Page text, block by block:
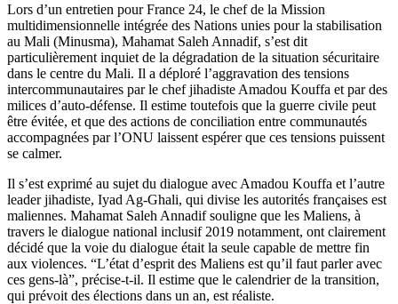
Lors d’un entretien pour France 24, le chef de la Mission
multidimensionnelle intégrée des Nations unies pour la stabilisation
au Mali (Minusma), Mahamat Saleh Annadif, s’est dit
particulièrement inquiet de la dégradation de la situation sécuritaire
dans le centre du Mali. Il a déploré l’aggravation des tensions
intercommunautaires par le chef jihadiste Amadou Kouffa et par des
milices d’auto-défense. Il estime toutefois que la guerre civile peut
être évitée, et que des actions de conciliation entre communautés
accompagnées par l’ONU laissent espérer que ces tensions puissent
se calmer.
Il s’est exprimé au sujet du dialogue avec Amadou Kouffa et l’autre
leader jihadiste, Iyad Ag-Ghali, qui divise les autorités françaises est
maliennes. Mahamat Saleh Annadif souligne que les Maliens, à
travers le dialogue national inclusif 2019 notamment, ont clairement
décidé que la voie du dialogue était la seule capable de mettre fin
aux violences. “L’état d’esprit des Maliens est qu’il faut parler avec
ces gens-là”, précise-t-il. Il estime que le calendrier de la transition,
qui prévoit des élections dans un an, est réaliste.